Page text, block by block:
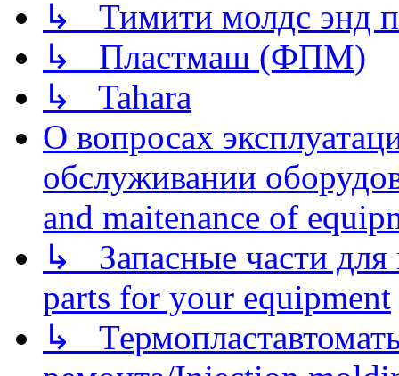
↳ Тимити молдс энд
↳ Пластмаш (ФПМ)
↳ Tahara
О вопросах
обслуживании
and maitenance of
↳ Запасные части для
parts for your equipment
↳